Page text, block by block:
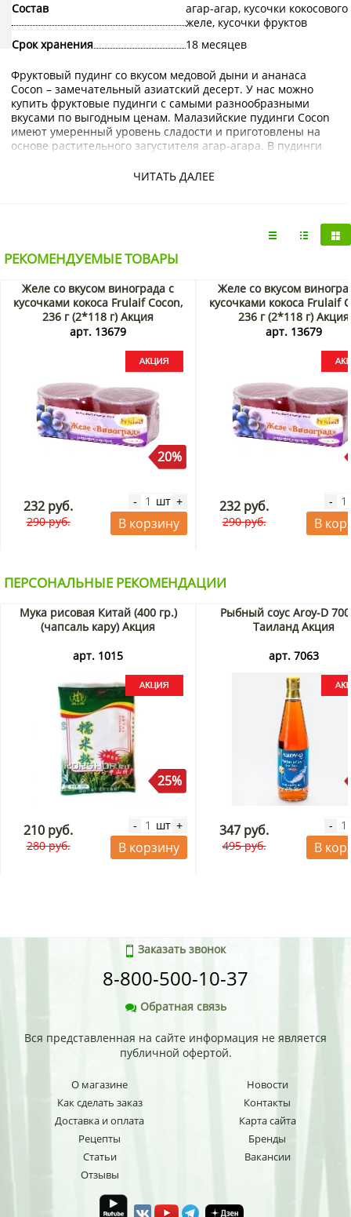
ЧИТАТЬ ДАЛЕЕ
Состав
агар-агар, кусочки кокосового
желе, кусочки фруктов
Срок хранения
18 месяцев
Фруктовый пудинг со вкусом медовой дыни и ананаса
Cocon – замечательный азиатский десерт. У нас можно
купить фруктовые пудинги с самыми разнообразными
вкусами по выгодным ценам. Малазийские пудинги Cocon
имеют умеренный уровень сладости и приготовлены на
основе растительного загустителя агар-агара. В пудинги
оценен любителями необычных азиатских сладостей.
ананасового сока. Упаковка снабжена двумя ложечками,
чтобы десертом было удобно полакомиться вне дома.
себя вкусным освежающим десертом, при этом легким и
низкокалорийным (менее 100 кКал на 100 г), который не
отразится на фигуре.
РЕКОМЕНДУЕМЫЕ ТОВАРЫ
Желе со вкусом винограда с
кусочками кокоса Frulaif Cocon,
236 г (2*118 г) Акция
арт. 13679
20%
232 руб.
290 руб.
- шт +
В корзину
Желе со вкусом
кусочками кокоса Frulaif
236 г (2*118 г) Акция
арт. 13679
232 руб.
290 руб.
-
В
ПЕРСОНАЛЬНЫЕ РЕКОМЕНДАЦИИ
Мука рисовая Китай (400 гр.)
(чапсаль кару) Акция
арт. 1015
25%
210 руб.
280 руб.
- шт +
В корзину
Рыбный соус Aroy-D
Таиланд Акция
арт. 7063
347 руб.
495 руб.
-
В
Заказать звонок
8-800-500-10-37
Обратная связь
Вся представленная на сайте информация не является
публичной офертой.
О магазине
Как сделать заказ
Доставка и оплата
Рецепты
Статьи
Отзывы
Новости
Контакты
Карта сайта
Бренды
Вакансии